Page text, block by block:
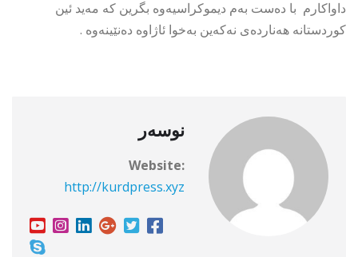
داواکارم با دەست بەم دیموکراسیەوە بگرین کە مەید ئین
کوردستانە هەناردەی نەکەین بەخوا ئاژاوە دەنێینەوە .
نوسەر
Website:
http://kurdpress.xyz